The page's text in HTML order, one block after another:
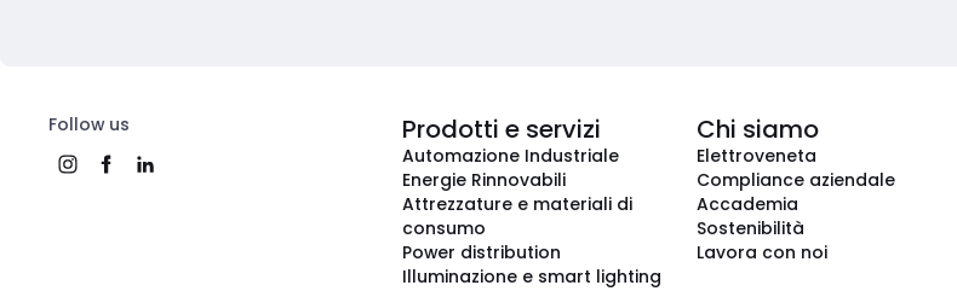
Follow us Prodotti e servizi
Automazione Industriale
Energie Rinnovabili
Attrezzature e materiali di
consumo
Power distribution
Illuminazione e smart lighting
Chi siamo
Elettroveneta
Compliance aziendale
Accademia
Sostenibilità
Lavora con noi